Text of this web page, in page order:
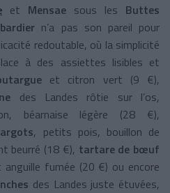
et Mensae sous les Buttes
n’a pas son pareil pour
redoutable, où la simplicité
à des assiettes lisibles et
et citron vert (9 €),
des Landes rôtie sur l’os,
béarnaise légère (28 €),
, petits pois, bouillon de
beurré (18 €), tartare de bœuf
fumée (20 €) ou encore
des Landes juste étuvées,